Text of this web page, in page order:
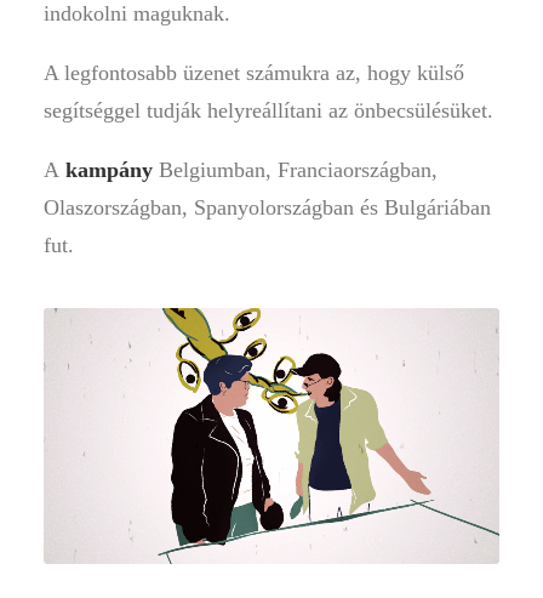
indokolni maguknak.
A legfontosabb üzenet számukra az, hogy külső
segítséggel tudják helyreállítani az önbecsülésüket.
A kampány Belgiumban, Franciaországban,
Olaszországban, Spanyolországban és Bulgáriában
fut.